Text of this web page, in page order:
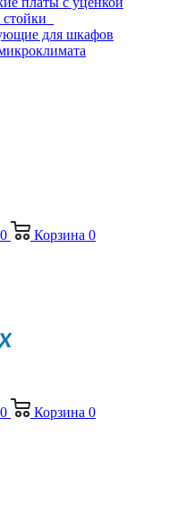
для шкафов
0 Корзина 0
0 Корзина 0